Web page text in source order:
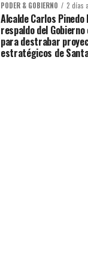
PODER & GOBIERNO 2 días
Alcalde Carlos Pinedo
respaldo del
para destrabar
estratégicos de